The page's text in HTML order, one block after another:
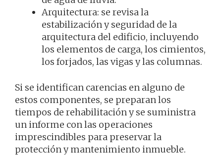
Arquitectura: se revisa la
estabilización y seguridad de la
arquitectura del edificio, incluyendo
los elementos de carga, los cimientos,
los forjados, las vigas y las columnas.
Si se identifican carencias en alguno de
estos componentes, se preparan los
tiempos de rehabilitación y se suministra
un informe con las operaciones
imprescindibles para preservar la
protección y mantenimiento inmueble.